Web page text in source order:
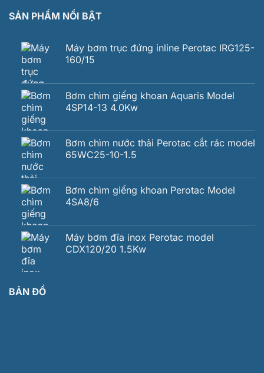
SẢN PHẨM NỔI BẬT
Máy bơm trục đứng inline Perotac IRG125-
160/15
Bơm chìm giếng khoan Aquaris Model
4SP14-13 4.0Kw
Bơm chìm nước thải Perotac cắt rác model
65WC25-10-1.5
Bơm chìm giếng khoan Perotac Model
4SA8/6
Máy bơm đĩa inox Perotac model
CDX120/20 1.5Kw
BẢN ĐỒ